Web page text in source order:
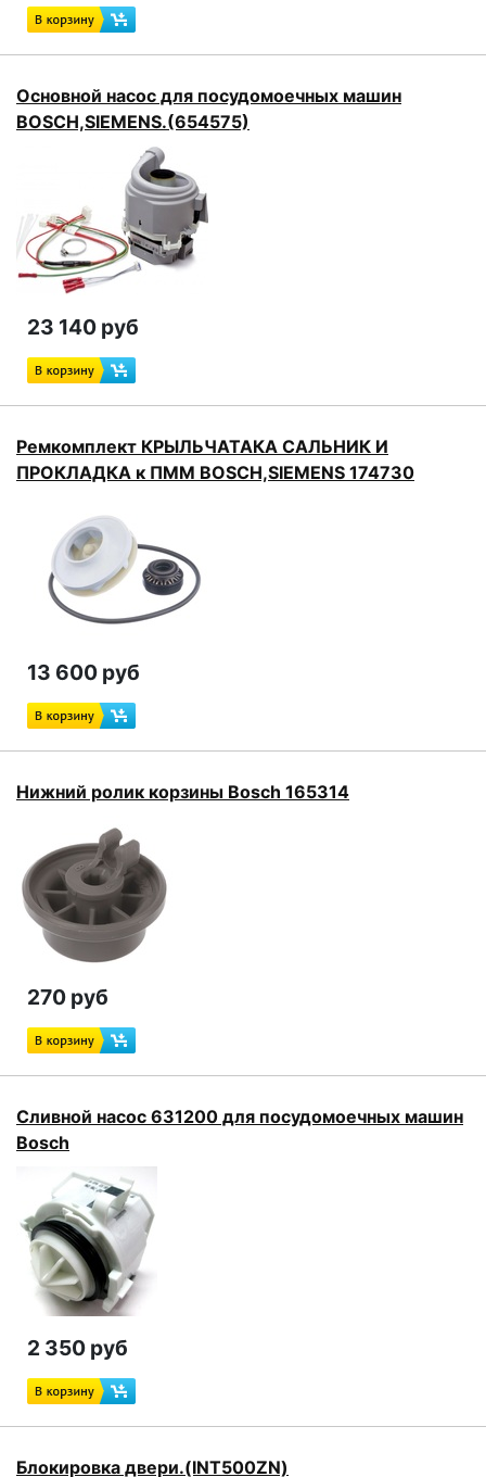
Основной насос для посудомоечных машин
BOSCH,SIEMENS.(654575)
23 140 руб
Ремкомплект КРЫЛЬЧАТАКА САЛЬНИК И
ПРОКЛАДКА к ПММ BOSCH,SIEMENS 174730
13 600 руб
Нижний ролик корзины Bosch 165314
270 руб
Сливной насос 631200 для посудомоечных машин
Bosch
2 350 руб
Блокировка двери.(INT500ZN)